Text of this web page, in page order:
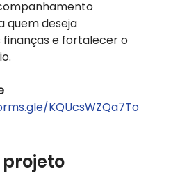
quem deseja
finanças e fortalecer o
KQUcsWZQa7To
projeto